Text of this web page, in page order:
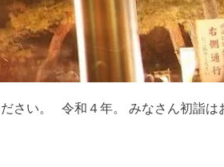
さい。 令和４年。 みなさん初詣は